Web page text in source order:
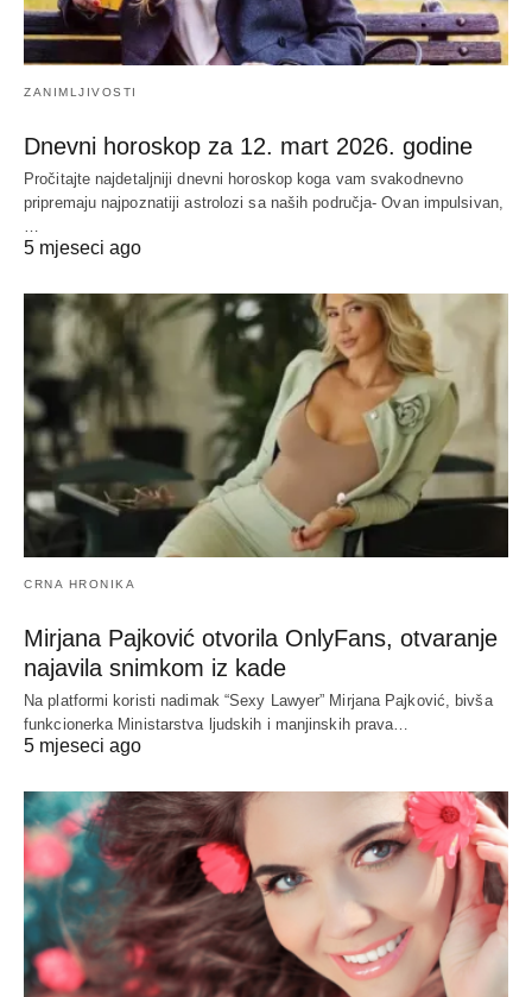
ZANIMLJIVOSTI
Dnevni horoskop za 12. mart 2026. godine
Pročitajte najdetaljniji dnevni horoskop koga vam svakodnevno
pripremaju najpoznatiji astrolozi sa naših područja- Ovan impulsivan,
…
5 mjeseci ago
CRNA HRONIKA
Mirjana Pajković otvorila OnlyFans, otvaranje
najavila snimkom iz kade
Na platformi koristi nadimak “Sexy Lawyer” Mirjana Pajković, bivša
funkcionerka Ministarstva ljudskih i manjinskih prava…
5 mjeseci ago